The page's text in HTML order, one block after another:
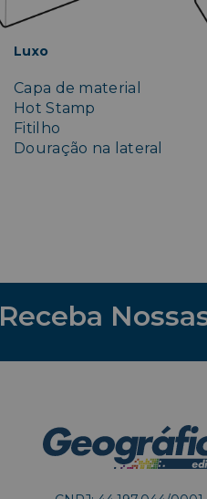
Luxo
Capa de material
Hot Stamp
Fitilho
Douração na lateral
Receba